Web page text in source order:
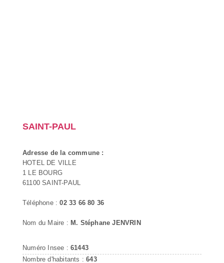
SAINT-PAUL
Adresse de la commune :
HOTEL DE VILLE
1 LE BOURG
61100 SAINT-PAUL
Téléphone :02 33 66 80 36
Nom du Maire : M. Stéphane JENVRIN
Numéro Insee : 61443
Nombre d'habitants :643